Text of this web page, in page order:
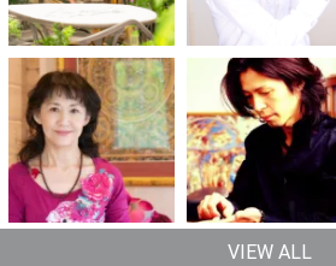
VIEW ALL